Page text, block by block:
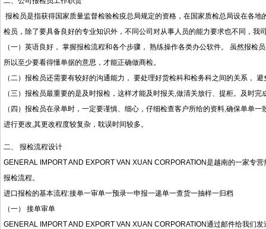
报检员是指获得国家质量监督检验检疫总局规定的资格，在国家质检总局设在各
检员，除了要具备良好的专业知识外，不同公司对从事人员的能力要求也不同，我
（一）英语良好， 掌握报检流程和各个步骤， 熟练操作各类办公软件。 虽然报
所以至少要看得懂单据的意思，才能正确做商检。
（二）报检员还需要有较好的沟通能力， 要处理好货检科和检务科之间的关系，
（三）报检员最重要的是及时报检，这样才能及时报关,做清关放行、提柜。及时
（四）报检员在录单时，一定要谨慎、细心，仔细检查客户所给的资料,确保单单
进行更改,其更改程度较复杂，耽误时间较多。
二、 报检流程设计
GENERAL IMPORT AND EXPORT VAN XUAN CORPORATION是越南的一家专
报检流程。
进口报检的基本流程:接单一审单一预录一申报一递单一查货一抽样一归档
（一） 接单审单
GENERAL IMPORT AND EXPORT VAN XUAN CORPORATION通过邮件给我们